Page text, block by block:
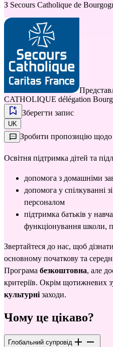
З Secours Catholique de
CATHOLIQUE délégation
Зберегти запис
UK
Зробити пропозицію
Освітня підтримка дітей та
допомога з домашніми
допомога у спілкуванні
персоналом
підтримка батьків у
функціонування школи,
Звертайтеся до нас, щоб
основному початкову та
Програма безкоштовна, але
критеріїв. Окрім щотижневих
культурні заходи.
Чому це цікаво?
Глобальний супровід